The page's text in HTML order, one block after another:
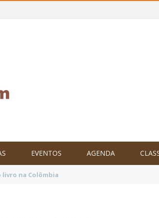
EVENTOS AGENDA
o Brasil no XXIV Parlamento Internacional